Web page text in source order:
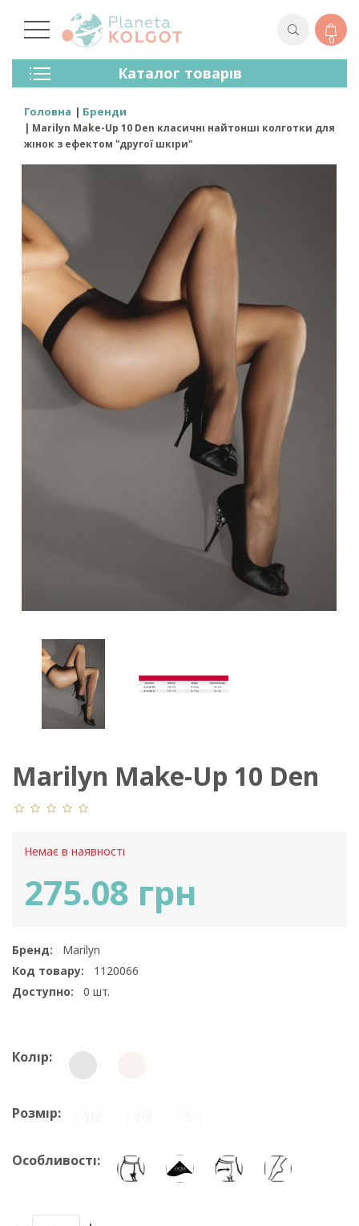
0
Каталог товарів
Колготки
Панчохи
Лосини (легінси)
Шкарпетки Та Гольфи
Спортивний Одяг
Для Дітей
Бренди
Головна Бренди
Marilyn Make-Up 10 Den класичні найтонші колготки для
жінок з ефектом "другої шкіри"
Marilyn Make-Up 10 Den
Немає в наявності
275.08 грн
Бренд:
Marilyn
Код товару:
1120066
Доступно:
0 шт.
Колір:
Розмір:
Особливості: